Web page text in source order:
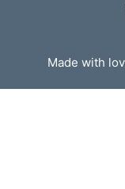
Made with